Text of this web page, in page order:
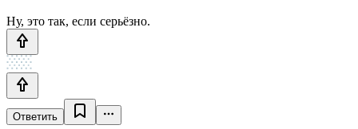
Ну, это так, если серьёзно.
Ответить